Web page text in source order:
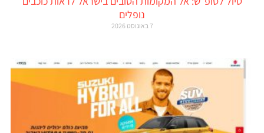
נופלים
7 באוגוסט 2026